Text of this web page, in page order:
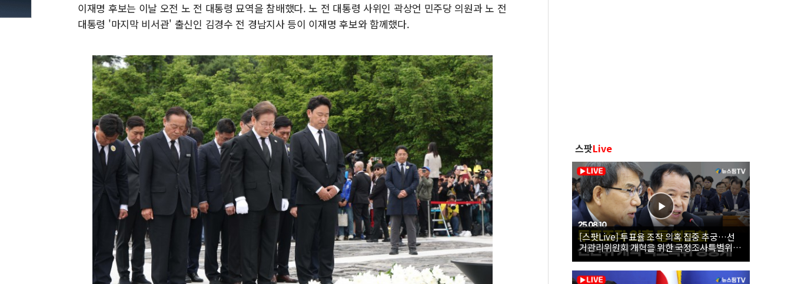
이재명 후보는 이날 오전 노 전 대통령 묘역을 참배했다. 노 전 대통령 사위인 곽상언 민주당 의원과 노 전
대통령 '마지막 비서관' 출신인 김경수 전 경남지사 등이 이재명 후보와 함께했다.
스팟Live
[스팟Live] 투표율 조작 의혹 집중 추궁…선
거관리위원회 개혁을 위한 국정조사특별위원
회 | 26.08.10